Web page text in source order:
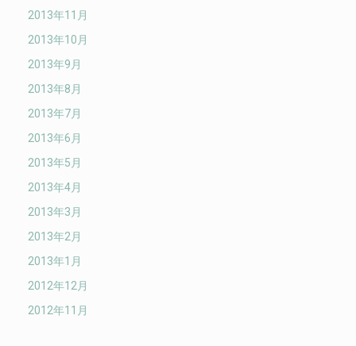
2013年11月
2013年10月
2013年9月
2013年8月
2013年7月
2013年6月
2013年5月
2013年4月
2013年3月
2013年2月
2013年1月
2012年12月
2012年11月